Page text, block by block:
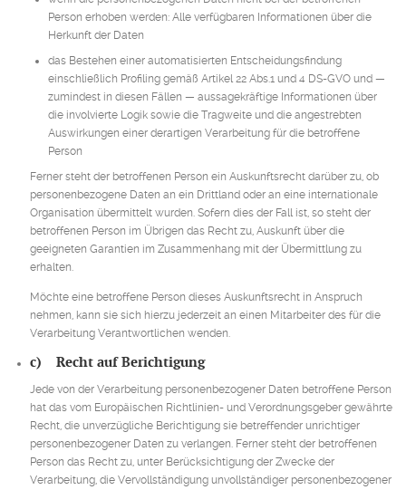
Person erhoben werden: Alle verfügbaren Informationen über die
Herkunft der Daten
das Bestehen einer automatisierten Entscheidungsfindung
einschließlich Profiling gemäß Artikel 22 Abs.1 und 4 DS-GVO und —
zumindest in diesen Fällen — aussagekräftige Informationen über
die involvierte Logik sowie die Tragweite und die angestrebten
Auswirkungen einer derartigen Verarbeitung für die betroffene
Person
Ferner steht der betroffenen Person ein Auskunftsrecht darüber zu, ob
personenbezogene Daten an ein Drittland oder an eine internationale
Organisation übermittelt wurden. Sofern dies der Fall ist, so steht der
betroffenen Person im Übrigen das Recht zu, Auskunft über die
geeigneten Garantien im Zusammenhang mit der Übermittlung zu
erhalten.
Möchte eine betroffene Person dieses Auskunftsrecht in Anspruch
nehmen, kann sie sich hierzu jederzeit an einen Mitarbeiter des für die
Verarbeitung Verantwortlichen wenden.
c) Recht auf Berichtigung
Jede von der Verarbeitung personenbezogener Daten betroffene Person
hat das vom Europäischen Richtlinien- und Verordnungsgeber gewährte
Recht, die unverzügliche Berichtigung sie betreffender unrichtiger
personenbezogener Daten zu verlangen. Ferner steht der betroffenen
Person das Recht zu, unter Berücksichtigung der Zwecke der
Verarbeitung, die Vervollständigung unvollständiger personenbezogener